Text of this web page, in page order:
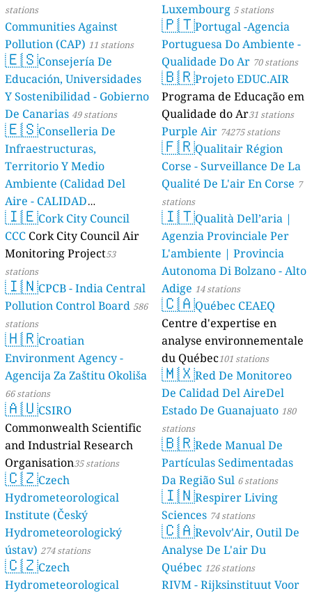
stations
Communities Against
Pollution (CAP) 11 stations
🇪🇸Consejería De
Educación, Universidades
Y Sostenibilidad - Gobierno
De Canarias 49 stations
🇪🇸Conselleria De
Infraestructuras,
Territorio Y Medio
Ambiente (Calidad Del
Aire - CALIDAD
AMBIENTAL) 23 stations
🇮🇪Cork City Council
CCC Cork City Council Air
Monitoring Project53
stations
🇮🇳CPCB - India Central
Pollution Control Board 586
stations
🇭🇷Croatian
Environment Agency -
Agencija Za Zaštitu Okoliša
66 stations
🇦🇺CSIRO
Commonwealth Scientific
and Industrial Research
Organisation35 stations
🇨🇿Czech
Hydrometeorological
Institute (Český
Hydrometeorologický
ústav) 274 stations
🇨🇿Czech
Hydrometeorological
Luxembourg 5 stations
🇵🇹Portugal -Agencia
Portuguesa Do Ambiente -
Qualidade Do Ar 70 stations
🇧🇷Projeto EDUC.AIR
Programa de Educação em
Qualidade do Ar31 stations
Purple Air 74275 stations
🇫🇷Qualitair Région
Corse - Surveillance De La
Qualité De L'air En Corse 7
stations
🇮🇹Qualità Dell’aria |
Agenzia Provinciale Per
L'ambiente | Provincia
Autonoma Di Bolzano - Alto
Adige 14 stations
🇨🇦Québec CEAEQ
Centre d'expertise en
analyse environnementale
du Québec101 stations
🇲🇽Red De Monitoreo
De Calidad Del AireDel
Estado De Guanajuato 180
stations
🇧🇷Rede Manual De
Partículas Sedimentadas
Da Região Sul 6 stations
🇮🇳Respirer Living
Sciences 74 stations
🇨🇦Revolv'Air, Outil De
Analyse De L'air Du
Québec 126 stations
RIVM - Rijksinstituut Voor